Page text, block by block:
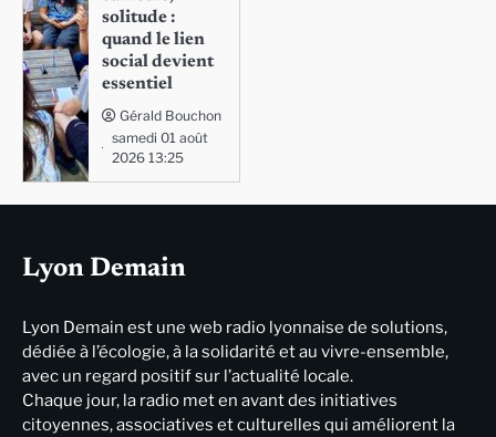
solitude :
quand le lien
social devient
essentiel
Gérald Bouchon
samedi 01 août
2026 13:25
Lyon Demain
Lyon Demain est une web radio lyonnaise de solutions,
dédiée à l’écologie, à la solidarité et au vivre-ensemble,
avec un regard positif sur l’actualité locale.
Chaque jour, la radio met en avant des initiatives
citoyennes, associatives et culturelles qui améliorent la